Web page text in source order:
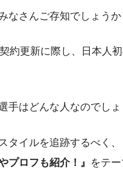
なさんご存知でしょう
約更新に際し、日本人
手はどんな人なのでし
タイルを追跡するべく、
プロフも紹介！』 をテ